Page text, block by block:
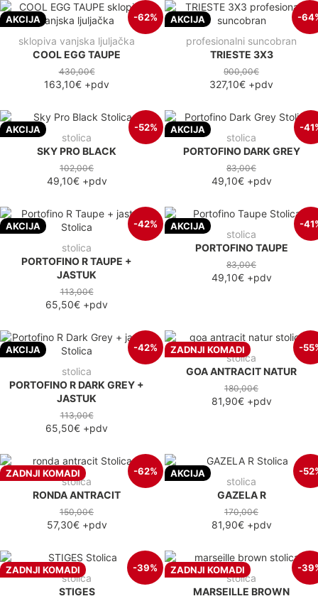
AKCIJA -62%
sklopiva vanjska ljuljačka
COOL EGG TAUPE
430,00€
163,10€ +pdv
AKCIJA -
profesionalni suncobran
TRIESTE 3X3
900,00€
327,10€ +pdv
AKCIJA -52%
stolica
SKY PRO BLACK
102,00€
49,10€+pdv
AKCIJA -
stolica
PORTOFINO DARK GREY
83,00€
49,10€+pdv
AKCIJA -42%
stolica
PORTOFINO R TAUPE +
JASTUK
113,00€
65,50€ +pdv
AKCIJA -
stolica
PORTOFINO TAUPE
83,00€
49,10€+pdv
AKCIJA -42%
stolica
PORTOFINO R DARK GREY +
JASTUK
113,00€
65,50€ +pdv
ZADNJI KOMADI -
stolica
GOA ANTRACIT NATUR
180,00€
81,90€+pdv
ZADNJI KOMADI -62%
stolica
RONDA ANTRACIT
150,00€
57,30€+pdv
AKCIJA -
stolica
GAZELA R
170,00€
81,90€+pdv
ZADNJI KOMADI -39%
stolica
STIGES
ZADNJI KOMADI -
stolica
MARSEILLE BROWN